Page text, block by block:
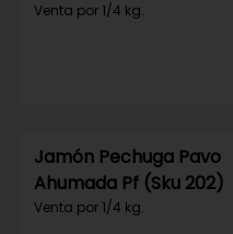
Venta por 1/4 kg.
Jamón Pechuga Pavo
Ahumada Pf (Sku 202)
Venta por 1/4 kg.